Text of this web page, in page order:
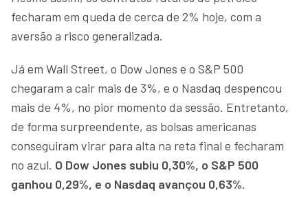
fecharam em queda de cerca de 2% hoje, com a
aversão a risco generalizada.
Já em Wall Street, o Dow Jones e o S&P 500
chegaram a cair mais de 3%, e o Nasdaq despencou
mais de 4%, no pior momento da sessão. Entretanto,
de forma surpreendente, as bolsas americanas
conseguiram virar para alta na reta final e fecharam
no azul. O Dow Jones subiu 0,30%, o S&P 500
ganhou 0,29%, e o Nasdaq avançou 0,63%.